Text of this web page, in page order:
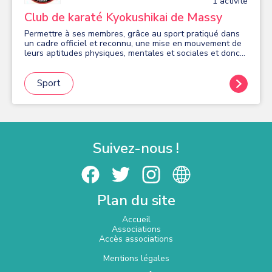
Club de karaté Kyokushikai de Massy
Permettre à ses membres, grâce au sport pratiqué dans
un cadre officiel et reconnu, une mise en mouvement de
leurs aptitudes physiques, mentales et sociales et donc
sociale ; proposer, un programme régulier d'entrainement
sportif dans la ou les disciplines de leurs choix, afin de
les préparer aux rencontres sportives officielles
(compétitives ou de loisirs) organisées par la fédération
Sport
Suivez-nous !
Plan du site
Accueil
Associations
Accès associations
Mentions légales